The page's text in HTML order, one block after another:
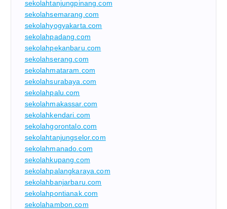
sekolahtanjungpinang.com
sekolahsemarang.com
sekolahyogyakarta.com
sekolahpadang.com
sekolahpekanbaru.com
sekolahserang.com
sekolahmataram.com
sekolahsurabaya.com
sekolahpalu.com
sekolahmakassar.com
sekolahkendari.com
sekolahgorontalo.com
sekolahtanjungselor.com
sekolahmanado.com
sekolahkupang.com
sekolahpalangkaraya.com
sekolahbanjarbaru.com
sekolahpontianak.com
sekolahambon.com